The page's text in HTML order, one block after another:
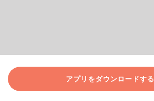
アプリをダウンロードする